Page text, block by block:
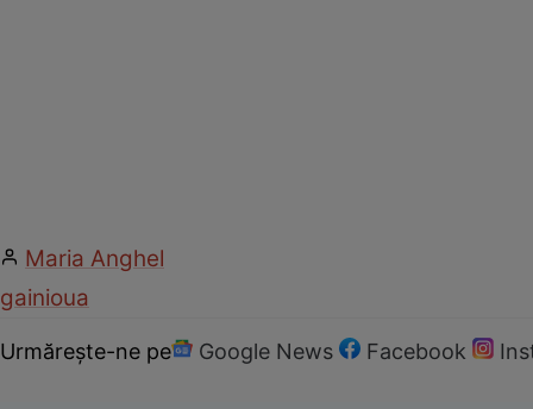
Maria Anghel
gainioua
Urmărește-ne pe Google News Facebook